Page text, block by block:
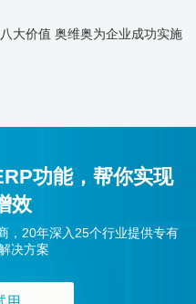
大价值 奥维奥为企业成功实施
功能，帮你实现
效
，20年深入25个行业提供专有
决方案